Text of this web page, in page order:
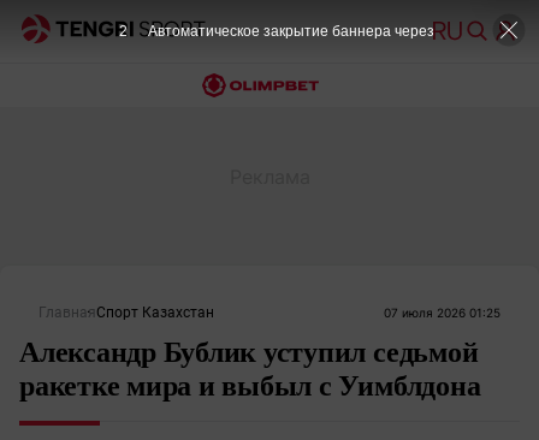
Главная Спорт Казахстан 07 июля 2026 01:25
Александр Бублик уступил седьмой
ракетке мира и выбыл с Уимблдона
2 Автоматическое закрытие баннера через